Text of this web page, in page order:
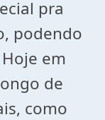
pra
podendo
em
de
como